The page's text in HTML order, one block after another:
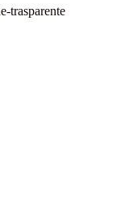
trasparente